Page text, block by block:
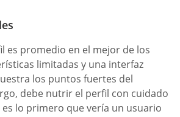
es promedio en el mejor de los
limitadas y una interfaz
los puntos fuertes del
debe nutrir el perfil con cuidado
es lo primero que vería un usuario